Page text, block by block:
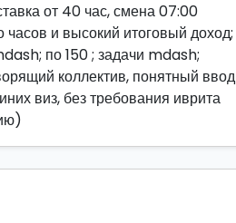
от 40 час, смена 07:00
и высокий итоговый доход;
по 150 ; задачи mdash;
коллектив, понятный ввод
виз, без требования иврита